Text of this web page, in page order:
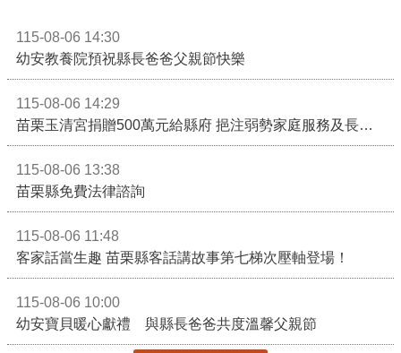
115-08-06 14:30
幼安教養院預祝縣長爸爸父親節快樂
115-08-06 14:29
苗栗玉清宮捐贈500萬元給縣府 挹注弱勢家庭服務及長照醫療資源
115-08-06 13:38
苗栗縣免費法律諮詢
115-08-06 11:48
客家話當生趣 苗栗縣客話講故事第七梯次壓軸登場！
115-08-06 10:00
幼安寶貝暖心獻禮 與縣長爸爸共度溫馨父親節